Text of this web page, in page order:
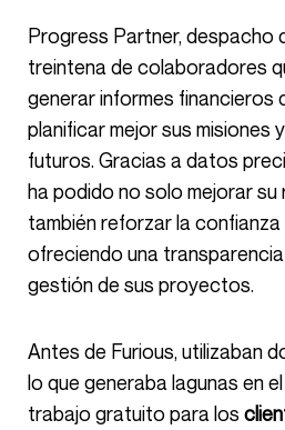
Progress Partner, despacho de consultoría de una
treintena de colaboradores
generar informes financieros
planificar mejor sus misiones
futuros. Gracias a datos
ha podido no solo mejorar su
también reforzar la
ofreciendo una
gestión de sus proyectos.
Antes de Furious, utilizaban dos sistemas distintos,
lo que generaba lagunas en
trabajo gratuito para los